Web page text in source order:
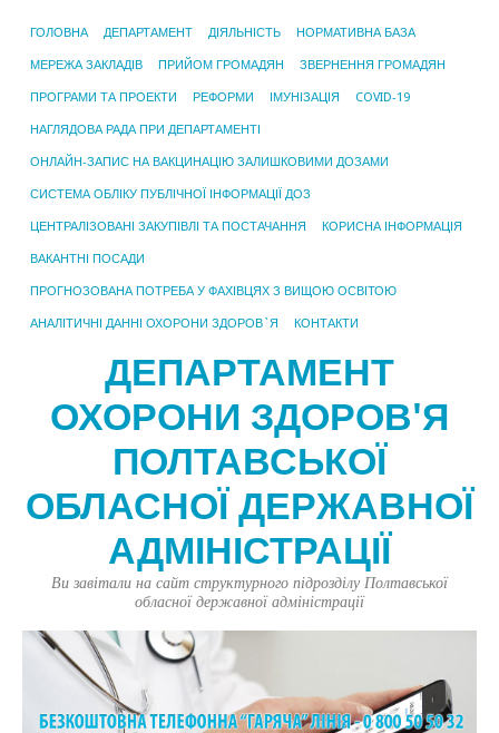
ГОЛОВНА ДЕПАРТАМЕНТ ДІЯЛЬНІСТЬ НОРМАТИВНА БАЗА
МЕРЕЖА ЗАКЛАДІВ ПРИЙОМ ГРОМАДЯН ЗВЕРНЕННЯ ГРОМАДЯН
ПРОГРАМИ ТА ПРОЕКТИ РЕФОРМИ ІМУНІЗАЦІЯ COVID-19
НАГЛЯДОВА РАДА ПРИ ДЕПАРТАМЕНТІ
ОНЛАЙН-ЗАПИС НА ВАКЦИНАЦІЮ ЗАЛИШКОВИМИ ДОЗАМИ
СИСТЕМА ОБЛІКУ ПУБЛІЧНОЇ ІНФОРМАЦІЇ ДОЗ
ЦЕНТРАЛІЗОВАНІ ЗАКУПІВЛІ ТА ПОСТАЧАННЯ КОРИСНА ІНФОРМАЦІЯ
ВАКАНТНІ ПОСАДИ
ПРОГНОЗОВАНА ПОТРЕБА У ФАХІВЦЯХ З ВИЩОЮ ОСВІТОЮ
АНАЛІТИЧНІ ДАННІ ОХОРОНИ ЗДОРОВ`Я КОНТАКТИ
ДЕПАРТАМЕНТ
ОХОРОНИ ЗДОРОВ'Я
ПОЛТАВСЬКОЇ
ОБЛАСНОЇ ДЕРЖАВНОЇ
АДМІНІСТРАЦІЇ
Ви завітали на сайт структурного підрозділу Полтавської
обласної державної адміністрації